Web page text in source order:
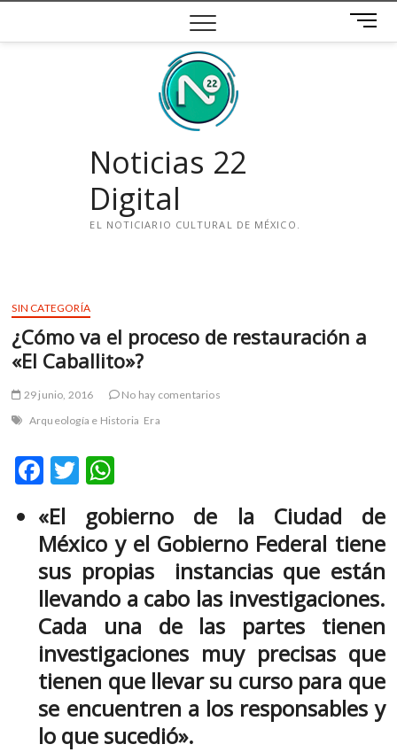
contenido
B
o
Noticias 22
Digital
EL NOTICIARIO CULTURAL DE MÉXICO.
r
s
v
o
l
SIN CATEGORÍA
¿Cómo va el proceso de restauración a
«El Caballito»?
29 junio, 2016
No hay comentarios
Arqueología e Historia Era
F
ac
e
b
o
o
k
T
itt
er
at
s
A
p
p
«El gobierno de la Ciudad de
México y el Gobierno Federal tiene
sus propias instancias que están
llevando a cabo las investigaciones.
Cada una de las partes tienen
investigaciones muy precisas que
tienen que llevar su curso para que
se encuentren a los responsables y
lo que sucedió».